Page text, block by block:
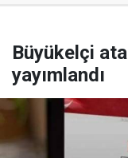
Büyükelçi
yayımlandı